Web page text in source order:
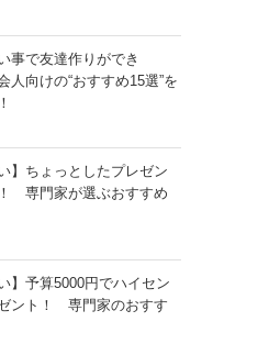
事で友達作りができ
向けの“おすすめ15選”を
】ちょっとしたプレゼン
専門家が選ぶおすすめ
】予算5000円でハイセン
ント！ 専門家のおすす